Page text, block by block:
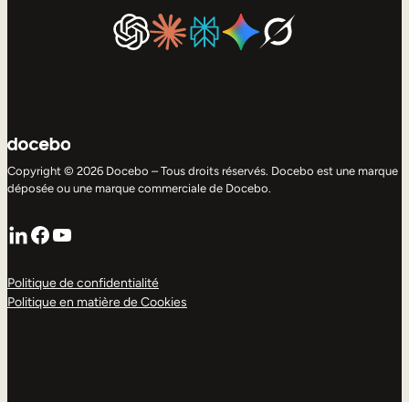
Copyright © 2026 Docebo – Tous droits réservés. Docebo est une marque
déposée ou une marque commerciale de Docebo.
LinkedIn
Facebook
YouTube
Politique de confidentialité
Politique en matière de Cookies